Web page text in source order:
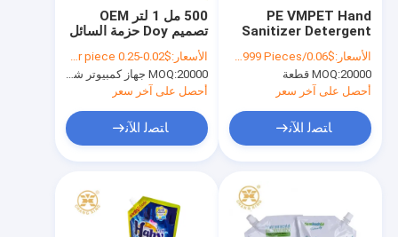
500 مل 1 لتر OEM
تصميم Doy حزمة السائل
المنظفات مسحوق التعبئة
والتغليف الحقيبة
الأسعار:$0.02-0.25 per piece
MOQ:20000 جهاز كمبيوتر شخصى
أحصل على آخر سعر
ﺎﺘﺼﻟ ﺍﻶﻧ
PE VMPET Hand
Sanitizer Detergent
Packaging Pouch
Soap Packaging Bags
ODM
الأسعار:$0.06/Pieces 20000-99999 Pieces
MOQ:20000 قطعة
أحصل على آخر سعر
ﺎﺘﺼﻟ ﺍﻶﻧ